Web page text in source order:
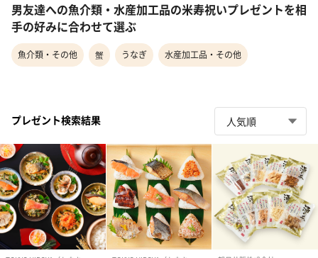
男友達への魚介類・水産加工品の米寿祝いプレゼントを相
手の好みに合わせて選ぶ
魚介類・その他 蟹 うなぎ 水産加工品・その他
プレゼント検索結果